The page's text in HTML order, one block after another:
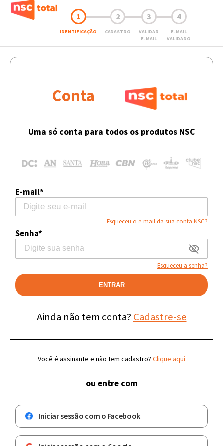
1
IDENTIFICAÇÃO
2
CADASTRO
3
VALIDAR
E-MAIL
4
E-MAIL
VALIDADO
Conta
Uma só conta para todos os produtos NSC
E-mail*
Esqueceu o e-mail da sua conta NSC?
Senha*
Esqueceu a senha?
ENTRAR
Ainda não tem conta? Cadastre-se
Você é assinante e não tem cadastro? Clique aqui
ou entre com
Iniciar sessão com o Facebook